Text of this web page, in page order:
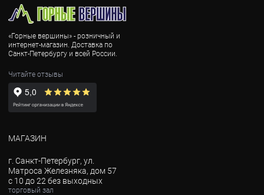
«Горные вершины» - розничный и
интернет-магазин. Доставка по
Санкт-Петербургу и всей России.
Читайте отзывы
МАГАЗИН
г. Санкт-Петербург, ул.
Матроса Железняка, дом 57
с 10 до 22 без выходных
торговый зал